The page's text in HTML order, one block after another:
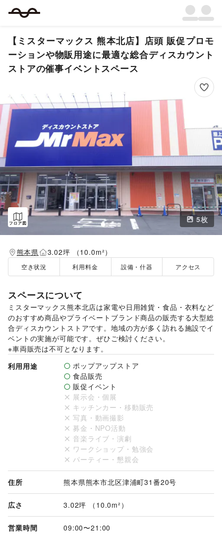
【ミスターマックス 熊本北店】店頭 販促プロモ
ーションや物販用途に最適な総合ディスカウント
ストアの催事イベントスペース
フロア図 5枚
熊本県 3.02坪 （10.0m²）
空き状況 利用料金 設備・什器 アクセス
スペースについて
ミスターマックス熊本北店は家電や日用雑貨・食品・衣料など
のおすすめ商品やプライベートブランド商品の販売する大型総
合ディスカウントストアです。地域の方が多く訪れる施設でイ
ベントの実施が可能です。ぜひご検討ください。
※車両販売は不可となります。
利用用途
ポップアップストア
食品販売
販促イベント
展示会・個展
キッチンカー・移動販売
写真・動画撮影
募金・NPO活動
音楽ライブ・演劇
ワークショップ・勉強会
パーティー・懇親会
住所 熊本県熊本市北区津浦町31番20号
広さ 3.02坪 （10.0m²）
営業時間 09:00〜21:00